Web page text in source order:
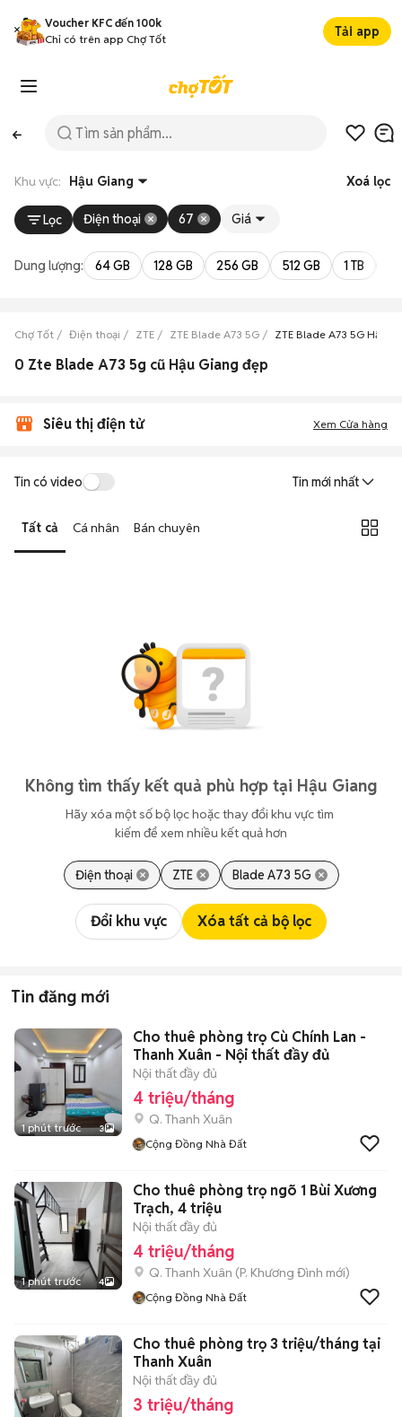
Voucher KFC đến 100k
Chỉ có trên app Chợ Tốt
Tải app
Khu vực: Hậu Giang Xoá lọc
Lọc Điện thoại 67 Giá
Dung lượng: 64 GB 128 GB 256 GB 512 GB 1 TB
Chợ Tốt Điện thoại ZTE ZTE Blade A73 5G ZTE Blade A73 5G Hậu
0 Zte Blade A73 5g cũ Hậu Giang đẹp
Siêu thị điện tử Xem Cửa hàng
Tin có video Tin mới nhất
Tất cả Cá nhân Bán chuyên
Không tìm thấy kết quả phù hợp tại Hậu Giang
Hãy xóa một số bộ lọc hoặc thay đổi khu vực tìm
kiếm để xem nhiều kết quả hơn
Điện thoại ZTE Blade A73 5G
Đổi khu vực Xóa tất cả bộ lọc
Tin đăng mới
1 phút trước 3
Cho thuê phòng trọ Cù Chính Lan -
Thanh Xuân - Nội thất đầy đủ
Nội thất đầy đủ
4 triệu/tháng
Q. Thanh Xuân
Cộng Đồng Nhà Đất
1 phút trước 4
Cho thuê phòng trọ ngõ 1 Bùi Xương
Trạch, 4 triệu
Nội thất đầy đủ
4 triệu/tháng
Q. Thanh Xuân (P. Khương Đình mới)
Cộng Đồng Nhà Đất
Cho thuê phòng trọ 3 triệu/tháng tại
Thanh Xuân
Nội thất đầy đủ
3 triệu/tháng